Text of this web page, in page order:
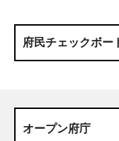
府民チェックボー
オープン府庁